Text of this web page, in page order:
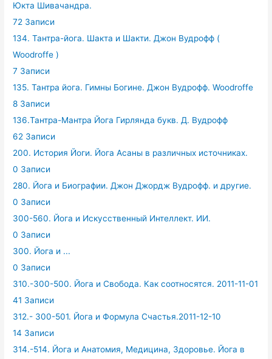
Юкта Шивачандра.
72 Записи
134. Тантра-йога. Шакта и Шакти. Джон Вудрофф (
Woodroffe )
7 Записи
135. Тантра йога. Гимны Богине. Джон Вудрофф. Woodroffe
8 Записи
136.Тантра-Мантра Йога Гирлянда букв. Д. Вудрофф
62 Записи
200. История Йоги. Йога Асаны в различных источниках.
0 Записи
280. Йога и Биографии. Джон Джордж Вудрофф. и другие.
0 Записи
300-560. Йога и Искусственный Интеллект. ИИ.
0 Записи
300. Йога и ...
0 Записи
310.-300-500. Йога и Свобода. Как соотносятся. 2011-11-01
41 Записи
312.- 300-501. Йога и Формула Счастья.2011-12-10
14 Записи
314.-514. Йога и Анатомия, Медицина, Здоровье. Йога в